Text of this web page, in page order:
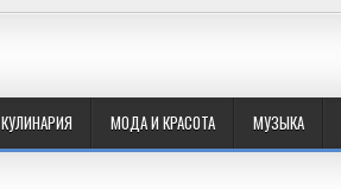
КУЛИНАРИЯ МОДА И КРАСОТА МУЗЫКА